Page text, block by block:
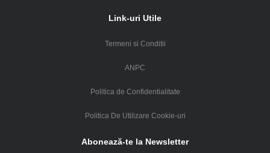
Link-uri Utile
Termeni si Conditii
ANPC
Politica de Confidentialitate
Politica De Utilizare Cookie-uri
Abonează-te la Newsletter